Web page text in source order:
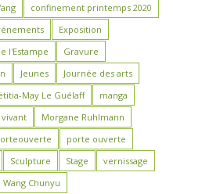
confinement printemps 2020
Exposition
l'Estampe
Gravure
Jeunes
Journée des arts
May Le Guélaff
manga
Morgane Ruhlmann
porte ouverte
Sculpture Stage
vernissage
Wang Chunyu